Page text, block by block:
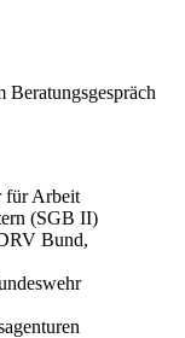
für Arbeit
(SGB II)
Bund,